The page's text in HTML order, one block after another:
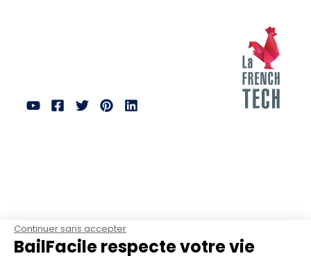
Continuer sans accepter
BailFacile respecte votre vie